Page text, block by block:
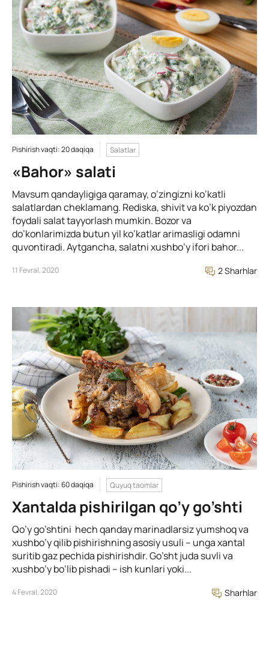
Pishirish vaqti: 20 daqiqa Salatlar
«Bahor» salati
Mavsum qandayligiga qaramay, o’zingizni ko’katli
salatlardan cheklamang. Rediska, shivit va ko’k piyozdan
foydali salat tayyorlash mumkin. Bozor va
do’konlarimizda butun yil ko’katlar arimasligi odamni
quvontiradi. Aytgancha, salatni xushbo’y ifori bahor...
11 Fevral, 2020 2 Sharhlar
Pishirish vaqti: 60 daqiqa Quyuq taomlar
Xantalda pishirilgan qo’y go’shti
Qo’y go’shtini hech qanday marinadlarsiz yumshoq va
xushbo’y qilib pishirishning asosiy usuli – unga xantal
suritib gaz pechida pishirishdir. Go’sht juda suvli va
xushbo’y bo’lib pishadi – ish kunlari yoki...
4 Fevral, 2020 Sharhlar